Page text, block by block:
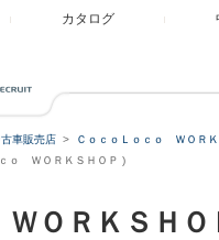
カタログ
車販売店 ＣｏｃｏＬｏｃｏ ＷＯＲＫ
ｏ ＷＯＲＫＳＨＯＰ )
ＯＲＫＳＨ